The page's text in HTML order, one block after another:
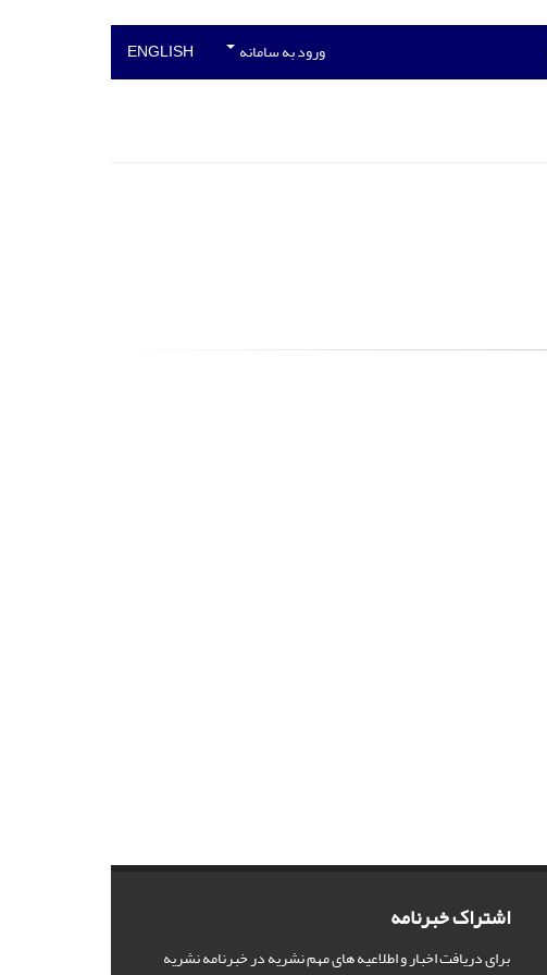
ورود به سامانه ENGLISH
اشتراک خبرنامه
برای دریافت اخبار و اطلاعیه های مهم نشریه در خبرنامه نشریه